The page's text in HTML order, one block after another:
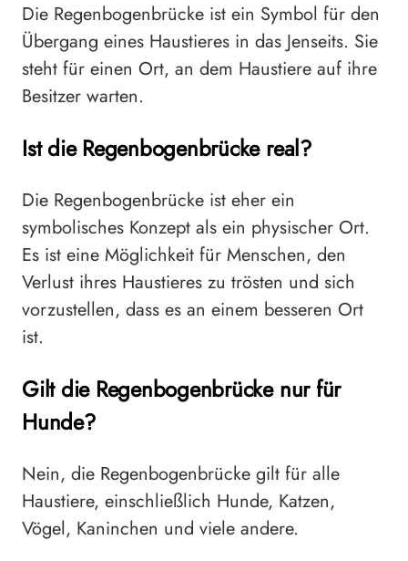
Die Regenbogenbrücke ist ein Symbol für den
Übergang eines Haustieres in das Jenseits. Sie
steht für einen Ort, an dem Haustiere auf ihre
Besitzer warten.
Ist die Regenbogenbrücke real?
Die Regenbogenbrücke ist eher ein
symbolisches Konzept als ein physischer Ort.
Es ist eine Möglichkeit für Menschen, den
Verlust ihres Haustieres zu trösten und sich
vorzustellen, dass es an einem besseren Ort
ist.
Gilt die Regenbogenbrücke nur für
Hunde?
Nein, die Regenbogenbrücke gilt für alle
Haustiere, einschließlich Hunde, Katzen,
Vögel, Kaninchen und viele andere.